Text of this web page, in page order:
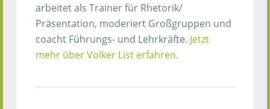
arbeitet als Trainer für Rhetorik/
Präsentation, moderiert Großgruppen und
coacht Führungs- und Lehrkräfte. Jetzt
mehr über Volker List erfahren.